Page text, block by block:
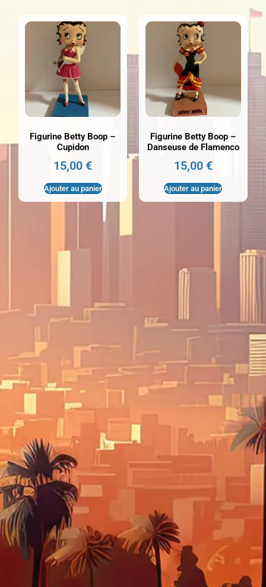
Figurine Betty Boop –
Cupidon
15,00€
Ajouter au panier
Figurine Betty Boop –
Danseuse de Flamenco
15,00 €
Ajouter au panier